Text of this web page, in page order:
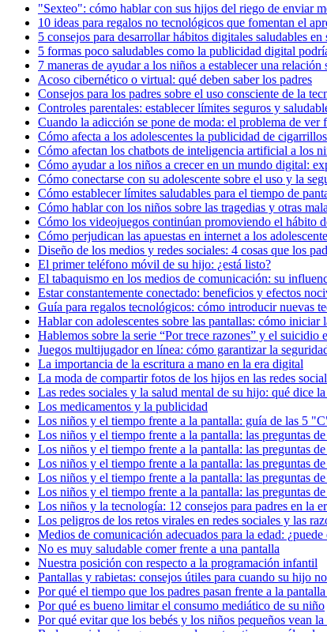
"Sexteo": cómo hablar con sus hijos del riego de enviar
10 ideas para regalos no tecnológicos que fomentan el
5 consejos para desarrollar hábitos digitales saludables en
5 formas poco saludables como la publicidad digital
7 maneras de ayudar a los niños a establecer una
Acoso cibernético o virtual: qué deben saber los padres
Consejos para los padres sobre el uso consciente de la
Controles parentales: establecer límites seguros y
Cuando la adicción se pone de moda: el problema de ver
Cómo afecta a los adolescentes la publicidad de cigarrillos
Cómo afectan los chatbots de inteligencia artificial a los
Cómo ayudar a los niños a crecer en un mundo digital:
Cómo conectarse con su adolescente sobre el uso y la
Cómo establecer límites saludables para el tiempo de
Cómo hablar con los niños sobre las tragedias y otras
Cómo los videojuegos continúan promoviendo el hábito
Cómo perjudican las apuestas en internet a los
Diseño de los medios y redes sociales: 4 cosas que los
El primer teléfono móvil de su hijo: ¿está listo?
El tabaquismo en los medios de comunicación: su
Estar constantemente conectado: beneficios y efectos
Guía para regalos tecnológicos: cómo introducir nuevas
Hablar con adolescentes sobre las pantallas: cómo iniciar
Hablemos sobre la serie “Por trece razones” y el suicidio
Juegos multijugador en línea: cómo garantizar la
La importancia de la escritura a mano en la era digital
La moda de compartir fotos de los hijos en las redes
Las redes sociales y la salud mental de su hijo: qué dice
Los medicamentos y la publicidad
Los niños y el tiempo frente a la pantalla: guía de las 5
Los niños y el tiempo frente a la pantalla: las preguntas
Los niños y el tiempo frente a la pantalla: las preguntas
Los niños y el tiempo frente a la pantalla: las preguntas
Los niños y el tiempo frente a la pantalla: las preguntas
Los niños y el tiempo frente a la pantalla: las preguntas
Los niños y la tecnología: 12 consejos para padres en la
Los peligros de los retos virales en redes sociales y las
Medios de comunicación adecuados para la edad:
No es muy saludable comer frente a una pantalla
Nuestra posición con respecto a la programación infantil
Pantallas y rabietas: consejos útiles para cuando su hijo
Por qué el tiempo que los padres pasan frente a la
Por qué es bueno limitar el consumo mediático de su niño
Por qué evitar que los bebés y los niños pequeños vean